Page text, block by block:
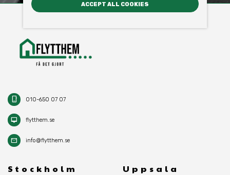
phone_iphone 010-650 07 07
desktop_mac flytthem.se
mail info@flytthem.se
Stockholm Uppsala
ACCEPT ALL COOKIES